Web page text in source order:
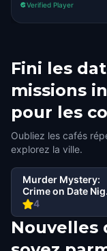
Verified Player
Fini les
missions
pour les
Oubliez les cafés
explorez la ville.
4
Murder Mystery:
Crime on Date
in Northbridge,
Perth
Nouvelles